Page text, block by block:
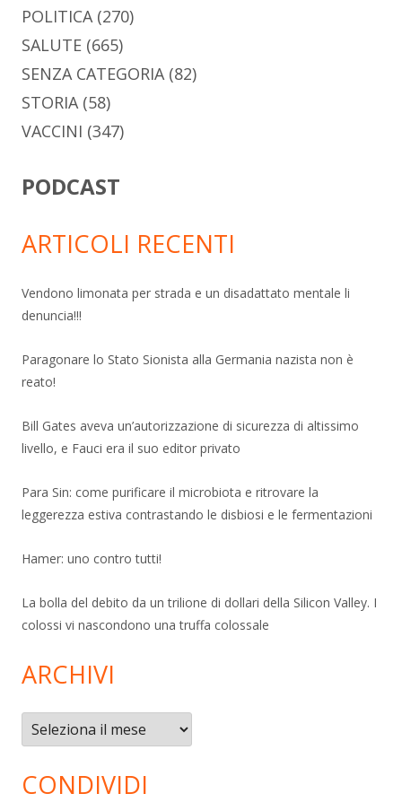
POLITICA(270)
SALUTE (665)
SENZA CATEGORIA(82)
STORIA(58)
VACCINI (347)
PODCAST
ARTICOLI RECENTI
Vendono limonata per strada e un disadattato mentale li
denuncia!!!
Paragonare lo Stato Sionista alla Germania nazista non è
reato!
Bill Gates aveva un’autorizzazione di sicurezza di altissimo
livello, e Fauci era il suo editor privato
Para Sin: come purificare il microbiota e ritrovare la
leggerezza estiva contrastando le disbiosi e le fermentazioni
Hamer: uno contro tutti!
La bolla del debito da un trilione di dollari della Silicon Valley. I
colossi vi nascondono una truffa colossale
ARCHIVI
Archivi
CONDIVIDI